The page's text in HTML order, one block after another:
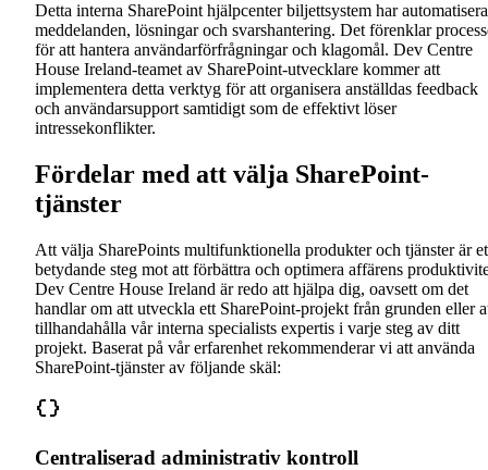
Detta interna SharePoint hjälpcenter biljettsystem har
meddelanden, lösningar och svarshantering. Det förenklar
för att hantera användarförfrågningar och klagomål. Dev Centre
House Ireland-teamet av SharePoint-utvecklare kommer att
implementera detta verktyg för att organisera anställdas feedback
och användarsupport samtidigt som de effektivt löser
intressekonflikter.
Fördelar med att välja SharePoint-
tjänster
Att välja SharePoints multifunktionella produkter och tjänster är
betydande steg mot att förbättra och optimera affärens
Dev Centre House Ireland är redo att hjälpa dig, oavsett om det
handlar om att utveckla ett SharePoint-projekt från grunden eller
tillhandahålla vår interna specialists expertis i varje steg av ditt
projekt. Baserat på vår erfarenhet rekommenderar vi att använda
SharePoint-tjänster av följande skäl:
Centraliserad administrativ kontroll